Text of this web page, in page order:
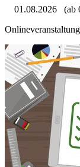
01.08.2026
(ab